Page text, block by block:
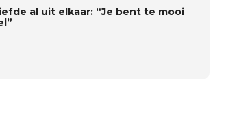
al uit elkaar: “Je bent te mooi